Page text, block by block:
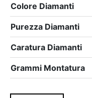
Colore Diamanti
Purezza Diamanti
Caratura Diamanti
Grammi Montatura